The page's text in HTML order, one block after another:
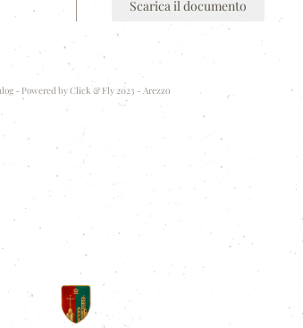
Scarica il documento
- Powered byClick & Fly 2023 - Arezzo